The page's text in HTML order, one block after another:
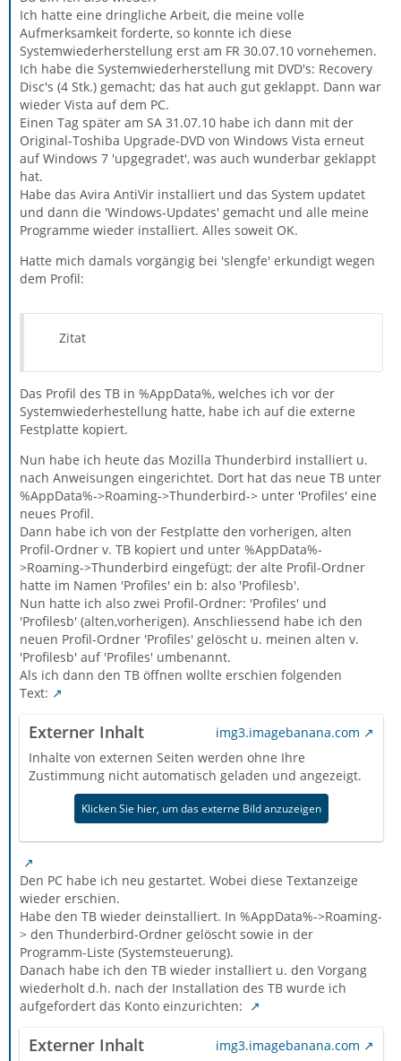
Ich hatte eine dringliche Arbeit, die meine volle
Aufmerksamkeit forderte, so konnte ich diese
Systemwiederherstellung erst am FR 30.07.10 vornehemen.
Ich habe die Systemwiederherstellung mit DVD's: Recovery
Disc's (4 Stk.) gemacht; das hat auch gut geklappt. Dann war
wieder Vista auf dem PC.
Einen Tag später am SA 31.07.10 habe ich dann mit der
Original-Toshiba Upgrade-DVD von Windows Vista erneut
auf Windows 7 'upgegradet', was auch wunderbar geklappt
hat.
Habe das Avira AntiVir installiert und das System updatet
und dann die 'Windows-Updates' gemacht und alle meine
Programme wieder installiert. Alles soweit OK.
Hatte mich damals vorgängig bei 'slengfe' erkundigt wegen
dem Profil:
Zitat
Das Profil des TB in %AppData%, welches ich vor der
Systemwiederhestellung hatte, habe ich auf die externe
Festplatte kopiert.
Nun habe ich heute das Mozilla Thunderbird installiert u.
nach Anweisungen eingerichtet. Dort hat das neue TB unter
%AppData%->Roaming->Thunderbird-> unter 'Profiles' eine
neues Profil.
Dann habe ich von der Festplatte den vorherigen, alten
Profil-Ordner v. TB kopiert und unter %AppData%-
>Roaming->Thunderbird eingefügt; der alte Profil-Ordner
hatte im Namen 'Profiles' ein b: also 'Profilesb'.
Nun hatte ich also zwei Profil-Ordner: 'Profiles' und
'Profilesb' (alten,vorherigen). Anschliessend habe ich den
neuen Profil-Ordner 'Profiles' gelöscht u. meinen alten v.
'Profilesb' auf 'Profiles' umbenannt.
Als ich dann den TB öffnen wollte erschien folgenden
Text:
Externer Inhalt
img3.imagebanana.com
Inhalte von externen Seiten werden ohne Ihre
Zustimmung nicht automatisch geladen und angezeigt.
Klicken Sie hier, um das externe Bild anzuzeigen
Den PC habe ich neu gestartet. Wobei diese Textanzeige
wieder erschien.
Habe den TB wieder deinstalliert. In %AppData%->Roaming-
> den Thunderbird-Ordner gelöscht sowie in der
Programm-Liste (Systemsteuerung).
Danach habe ich den TB wieder installiert u. den Vorgang
wiederholt d.h. nach der Installation des TB wurde ich
aufgefordert das Konto einzurichten:
Externer Inhalt
img3.imagebanana.com